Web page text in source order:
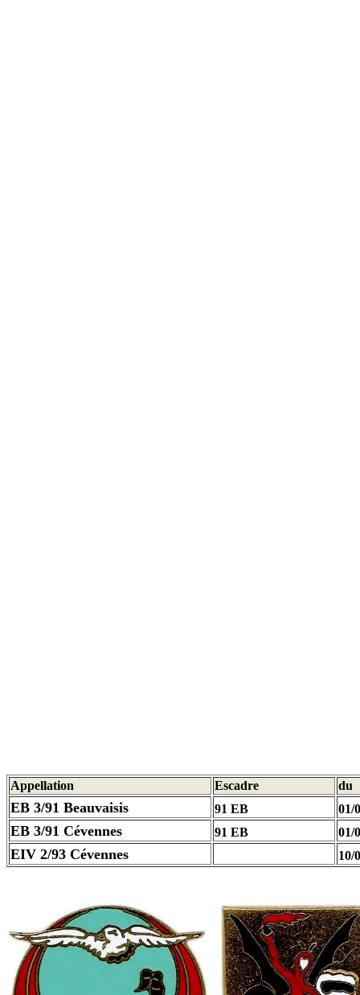
Appellation Escadre du
EB 3/91 Beauvaisis 91 EB 01/
EB 3/91 Cévennes 91 EB 01/
EIV 2/93 Cévennes 10/